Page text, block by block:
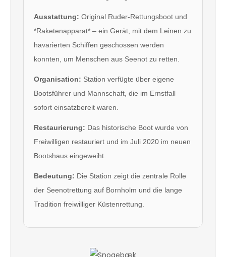
Ausstattung: Original Ruder-Rettungsboot und
*Raketenapparat* – ein Gerät, mit dem Leinen zu
havarierten Schiffen geschossen werden
konnten, um Menschen aus Seenot zu retten.
Organisation: Station verfügte über eigene
Bootsführer und Mannschaft, die im Ernstfall
sofort einsatzbereit waren.
Restaurierung: Das historische Boot wurde von
Freiwilligen restauriert und im Juli 2020 im neuen
Bootshaus eingeweiht.
Bedeutung: Die Station zeigt die zentrale Rolle
der Seenotrettung auf Bornholm und die lange
Tradition freiwilliger Küstenrettung.